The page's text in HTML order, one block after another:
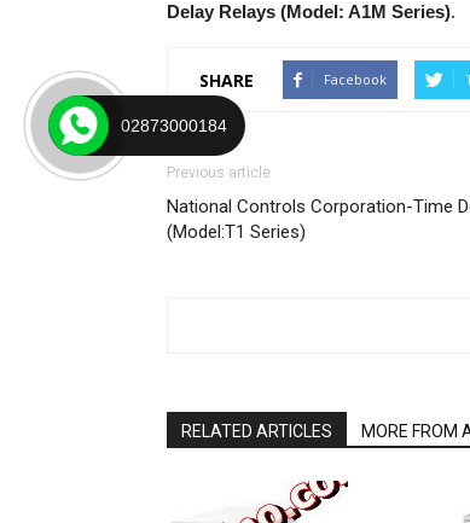
Delay Relays (Model: A1M Series).
SHARE Facebook
Previous article
National Controls Corporation-Time
(Model:T1 Series)
RELATED ARTICLES MORE FROM
02873000184